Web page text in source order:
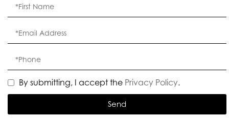
By submitting, I accept the Privacy Policy.
Send